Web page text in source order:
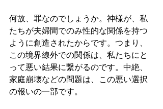
何故、罪なのでしょうか。神様が、私
たちが夫婦間でのみ性的な関係を持つ
ように創造されたからです。つまり、
この境界線外での関係は、私たちにと
って悪い結果に繋がるのです。中絶、
家庭崩壊などの問題は、この悪い選択
の報いの一部です。